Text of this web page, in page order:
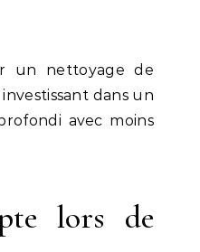
un nettoyage de
dans un
avec moins
lors de